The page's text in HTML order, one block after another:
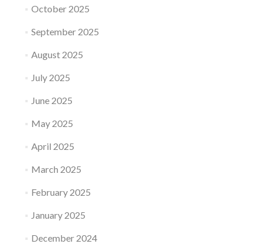
October 2025
September 2025
August 2025
July 2025
June 2025
May 2025
April 2025
March 2025
February 2025
January 2025
December 2024